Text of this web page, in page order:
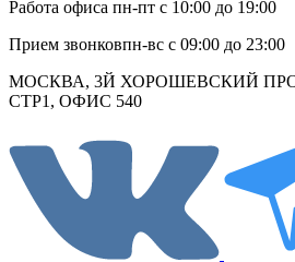
Работа офиса пн-пт с 10:00 до 19:00
Прием звонковпн-вс с 09:00 до 23:00
МОСКВА, 3Й ХОРОШЕВСКИЙ
СТР1, ОФИС 540